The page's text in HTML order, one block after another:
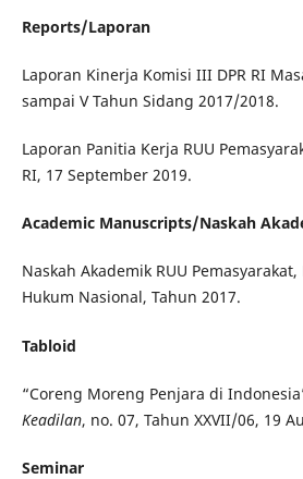
Reports/Laporan
Laporan Kinerja Komisi III DPR RI
sampai V Tahun Sidang 2017/2018.
Laporan Panitia Kerja RUU
RI, 17 September 2019.
Academic Manuscripts/Naskah
Naskah Akademik RUU
Hukum Nasional, Tahun 2017.
Tabloid
“Coreng Moreng Penjara di
Keadilan, no. 07, Tahun XXVII/06, 19
Seminar